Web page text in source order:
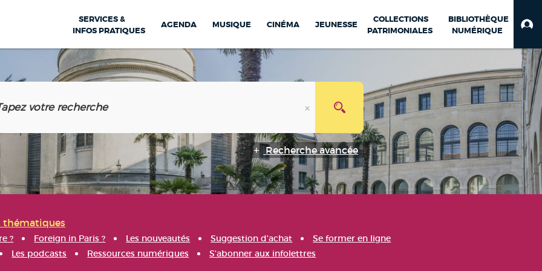
SERVICES &
INFOS PRATIQUES
AGENDA MUSIQUE CINÉMA JEUNESSE
COLLECTIONS
PATRIMONIALES
BIBLIOTHÈQUE
NUMÉRIQUE
Recherche avancée
thématiques
? Foreign in Paris ? Les nouveautés Suggestion d'achat
Se former en ligne
Les podcasts Ressources numériques S'abonner aux infolettres